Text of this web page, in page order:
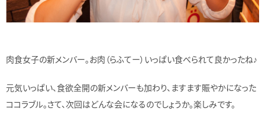
肉食女子の新メンバー。お肉（らふてー）いっぱい食べられて良かったね♪
元気いっぱい、食欲全開の新メンバーも加わり、ますます賑やかになった
ココラブル。さて、次回はどんな会になるのでしょうか。楽しみです。